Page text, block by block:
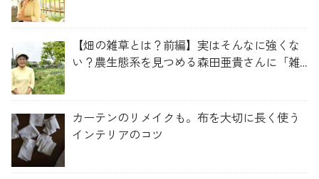
【畑の雑草とは？前編】実はそんなに強くな
い？農生態系を見つめる森田亜貴さんに「雑
カーテンのリメイクも。布を大切に長く使う
インテリアのコツ